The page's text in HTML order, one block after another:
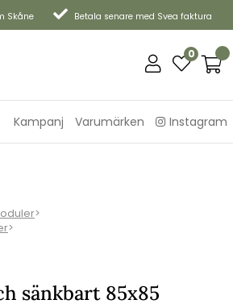
Skåne Betala senare med Svea faktura
0
Kampanj Varumärken Instagram
>
>
sänkbart 85x85